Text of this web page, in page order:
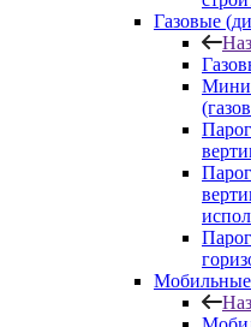
Газовые
Мобильные